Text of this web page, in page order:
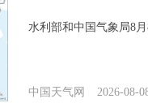
水利部和中国气象局8
中国天气网 2026-08-